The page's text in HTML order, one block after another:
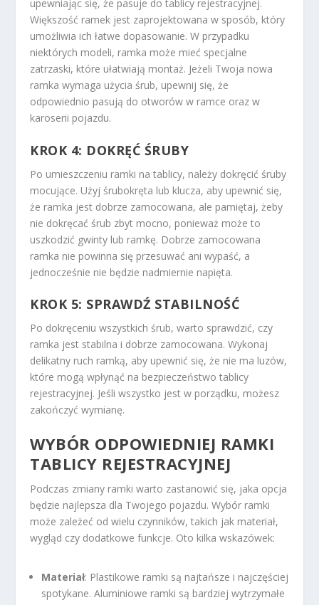
upewniając się, że pasuje do tablicy rejestracyjnej.
Większość ramek jest zaprojektowana w sposób, który
umożliwia ich łatwe dopasowanie. W przypadku
niektórych modeli, ramka może mieć specjalne
zatrzaski, które ułatwiają montaż. Jeżeli Twoja nowa
ramka wymaga użycia śrub, upewnij się, że
odpowiednio pasują do otworów w ramce oraz w
karoserii pojazdu.
KROK 4: DOKRĘĆ ŚRUBY
Po umieszczeniu ramki na tablicy, należy dokręcić śruby
mocujące. Użyj śrubokręta lub klucza, aby upewnić się,
że ramka jest dobrze zamocowana, ale pamiętaj, żeby
nie dokręcać śrub zbyt mocno, ponieważ może to
uszkodzić gwinty lub ramkę. Dobrze zamocowana
ramka nie powinna się przesuwać ani wypaść, a
jednocześnie nie będzie nadmiernie napięta.
KROK 5: SPRAWDŹ STABILNOŚĆ
Po dokręceniu wszystkich śrub, warto sprawdzić, czy
ramka jest stabilna i dobrze zamocowana. Wykonaj
delikatny ruch ramką, aby upewnić się, że nie ma luzów,
które mogą wpłynąć na bezpieczeństwo tablicy
rejestracyjnej. Jeśli wszystko jest w porządku, możesz
zakończyć wymianę.
WYBÓR ODPOWIEDNIEJ RAMKI
TABLICY REJESTRACYJNEJ
Podczas zmiany ramki warto zastanowić się, jaka opcja
będzie najlepsza dla Twojego pojazdu. Wybór ramki
może zależeć od wielu czynników, takich jak materiał,
wygląd czy dodatkowe funkcje. Oto kilka wskazówek:
Materiał: Plastikowe ramki są najtańsze i najczęściej
spotykane. Aluminiowe ramki są bardziej wytrzymałe